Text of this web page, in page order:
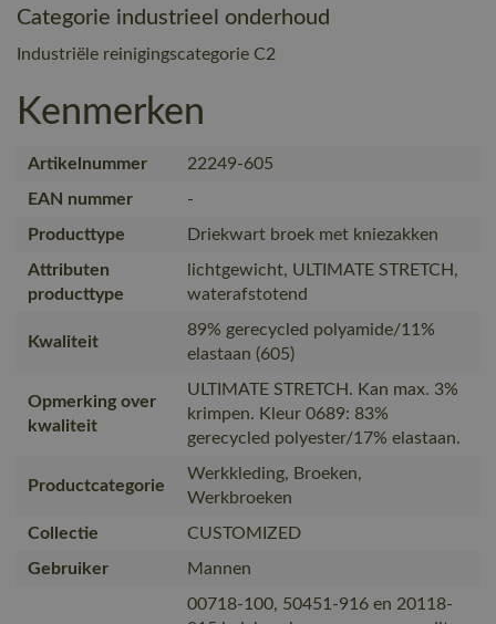
Categorie industrieel onderhoud
Industriële reinigingscategorie C2
Kenmerken
Artikelnummer
22249-605
EAN nummer
-
Producttype
Driekwart broek met kniezakken
Attributen
producttype
lichtgewicht, ULTIMATE STRETCH,
waterafstotend
Kwaliteit
89% gerecycled polyamide/11%
elastaan (605)
Opmerking over
kwaliteit
ULTIMATE STRETCH. Kan max. 3%
krimpen. Kleur 0689: 83%
gerecycled polyester/17% elastaan.
Productcategorie
Werkkleding, Broeken,
Werkbroeken
Collectie
CUSTOMIZED
Gebruiker
Mannen
00718-100, 50451-916 en 20118-